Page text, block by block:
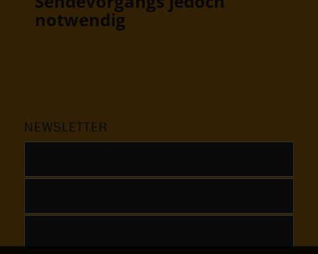
notwendig
NEWSLETTER